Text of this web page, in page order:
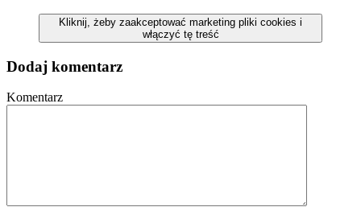
Kliknij, żeby zaakceptować marketing pliki cookies i
włączyć tę treść
Dodaj komentarz
Komentarz